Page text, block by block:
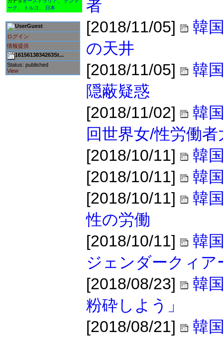
ーク
トルコ 日本
Guest
ログイン
情報提供
1615613834263St...
Status: published
View
者
[2018/11/05]
韓
の天井
[2018/11/05]
韓
隠蔽疑惑
[2018/11/02]
韓
回世界女/性労働者
[2018/10/11]
韓
[2018/10/11]
韓
[2018/10/11]
韓
性の労働
[2018/10/11]
韓
ジェンダークィ
[2018/08/23]
韓
粉砕しよう」
[2018/08/21]
韓